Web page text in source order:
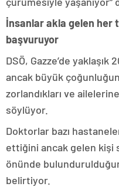
İnsanlar akla gelen her
başvuruyor
DSÖ, Gazze’de yaklaşık
ancak büyük
zorlandıkları ve ailelerine
söylüyor.
Doktorlar bazı
ettiğini ancak gelen kişi
önünde
belirtiyor.